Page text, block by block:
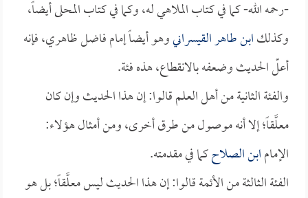
-رحمه الله- كما في كتاب الملاهي له، وكما في كتاب المحلى أيضاً،
وكذلكابن طاهر القيسرانيوهو أيضاً إمام فاضل ظاهري، فإنه
أعلّ الحديث وضعفه بالانقطاع، هذه فئة.
والفئة الثانية من أهل العلم قالوا: إن هذا الحديث وإن كان
معلَّقاً؛ إلا أنه موصول من طرق أخرى، ومن أمثال هؤلاء:
الإمامابن الصلاحكما في مقدمته.
الفئة الثالثة من الأئمة قالوا: إن هذا الحديث ليس معلَّقاً؛ بل هو